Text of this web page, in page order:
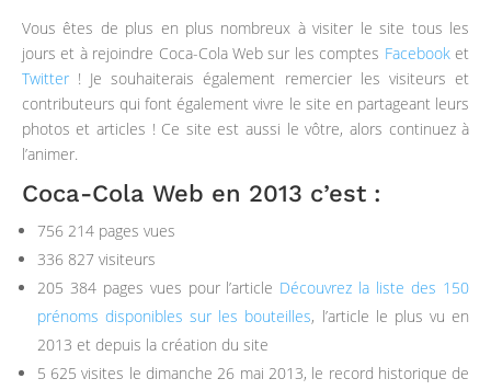
Vous êtes de plus en plus nombreux à visiter le site tous les
jours et à rejoindre Coca-Cola Web sur les comptes Facebooket
Twitter! Je souhaiterais également remercier les visiteurs et
contributeurs qui font également vivre le site en partageant leurs
photos et articles ! Ce site est aussi le vôtre, alors continuez à
l’animer.
Coca-Cola Web en 2013 c’est :
756 214 pages vues
336 827 visiteurs
205 384 pages vues pour l’article Découvrez la liste des 150
prénoms disponibles sur les bouteilles, l’article le plus vu en
2013 et depuis la création du site
5 625 visites le dimanche 26 mai 2013, le record historique de